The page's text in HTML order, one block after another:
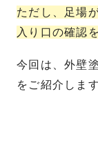
ただし、足場
入り口の確認
今回は、外壁
をご紹介します